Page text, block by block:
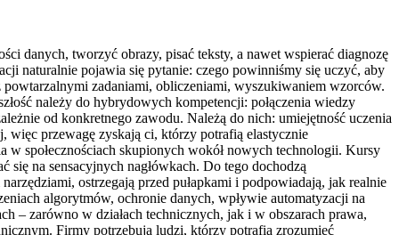
danych, tworzyć obrazy, pisać teksty, a nawet wspierać diagnozę
naturalnie pojawia się pytanie: czego powinniśmy się uczyć, aby
zadaniami, obliczeniami, wyszukiwaniem wzorców.
należy do hybrydowych kompetencji: połączenia wiedzy
od konkretnego zawodu. Należą do nich: umiejętność uczenia
więc przewagę zyskają ci, którzy potrafią elastycznie
społecznościach skupionych wokół nowych technologii. Kursy
na sensacyjnych nagłówkach. Do tego dochodzą
ostrzegają przed pułapkami i podpowiadają, jak realnie
algorytmów, ochronie danych, wpływie automatyzacji na
– zarówno w działach technicznych, jak i w obszarach prawa,
Firmy potrzebują ludzi, którzy potrafią zrozumieć